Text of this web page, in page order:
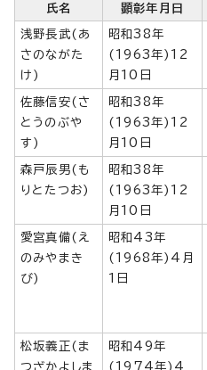
氏名 顕彰年月日
浅野長武(あ
さのながた
け)
昭和38年
(1963年)12
月10日
佐藤信安(さ
とうのぶや
す)
昭和38年
(1963年)12
月10日
森戸辰男(も
りとたつお)
昭和38年
(1963年)12
月10日
愛宮真備(え
のみやまき
び)
昭和43年
(1968年)4月
1日
松坂義正(ま
つざかよしま
昭和49年
(1974年)4